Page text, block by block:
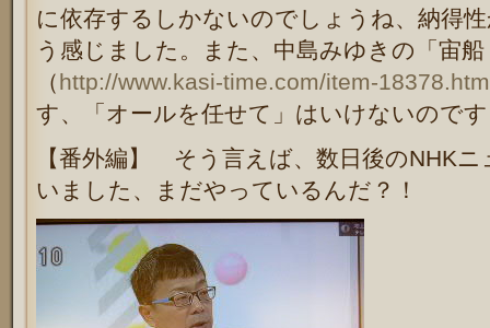
に依存するしかないのでしょうね、納得
う感じました。また、中島みゆきの「宙
（http://www.kasi-time.com/item-
す、「オールを任せて」はいけないので
【番外編】 そう言えば、数日後のNHK
いました、まだやっているんだ？！